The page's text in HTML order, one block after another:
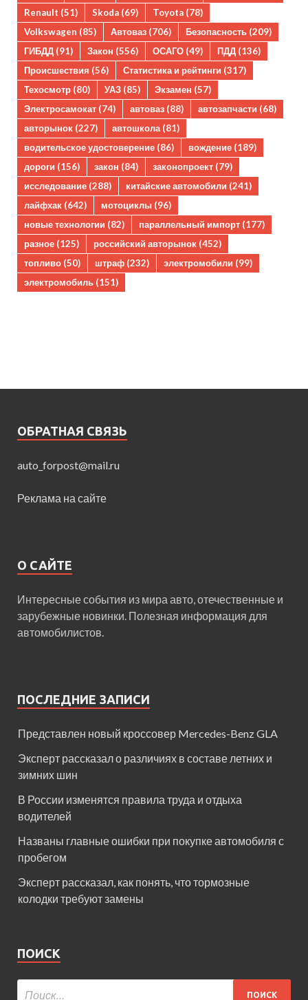
Renault (51) Skoda (69) Toyota (78)
Volkswagen (85) Автоваз (706) Безопасность (209)
ГИБДД (91) Закон (556) ОСАГО (49) ПДД (136)
Происшествия (56) Статистика и рейтинги (317)
Техосмотр (80) УАЗ (85) Экзамен (57)
Электросамокат (74) автоваз (88) автозапчасти (68)
авторынок (227) автошкола(81)
водительское удостоверение (86) вождение (189)
дороги (156) закон (84) законопроект (79)
исследование (288) китайские автомобили (241)
лайфхак (642) мотоциклы (96)
новые технологии (82) параллельный импорт (177)
разное (125) российский авторынок (452)
топливо (50) штраф (232) электромобили (99)
электромобиль (151)
ОБРАТНАЯ СВЯЗЬ
auto_forpost@mail.ru
Реклама на сайте
О САЙТЕ
Интересные события из мира авто, отечественные и
зарубежные новинки. Полезная информация для
автомобилистов.
ПОСЛЕДНИЕ ЗАПИСИ
Представлен новый кроссовер Mercedes-Benz GLA
Эксперт рассказал о различиях в составе летних и
зимних шин
В России изменятся правила труда и отдыха
водителей
Названы главные ошибки при покупке автомобиля с
пробегом
Эксперт рассказал, как понять, что тормозные
колодки требуют замены
ПОИСК